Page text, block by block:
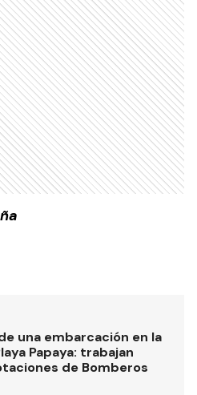
una embarcación en la
Papaya: trabajan
de Bomberos